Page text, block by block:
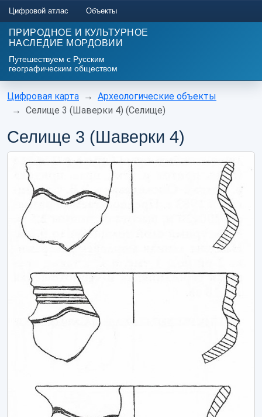
ПРИРОДНОЕ И КУЛЬТУРНОЕ
НАСЛЕДИЕ МОРДОВИИ
Путешествуем с Русским
географическим обществом
Цифровой атлас Объекты
Цифровая карта
Археологические объекты
Селище 3 (Шаверки 4) (Селище)
Селище 3 (Шаверки 4)